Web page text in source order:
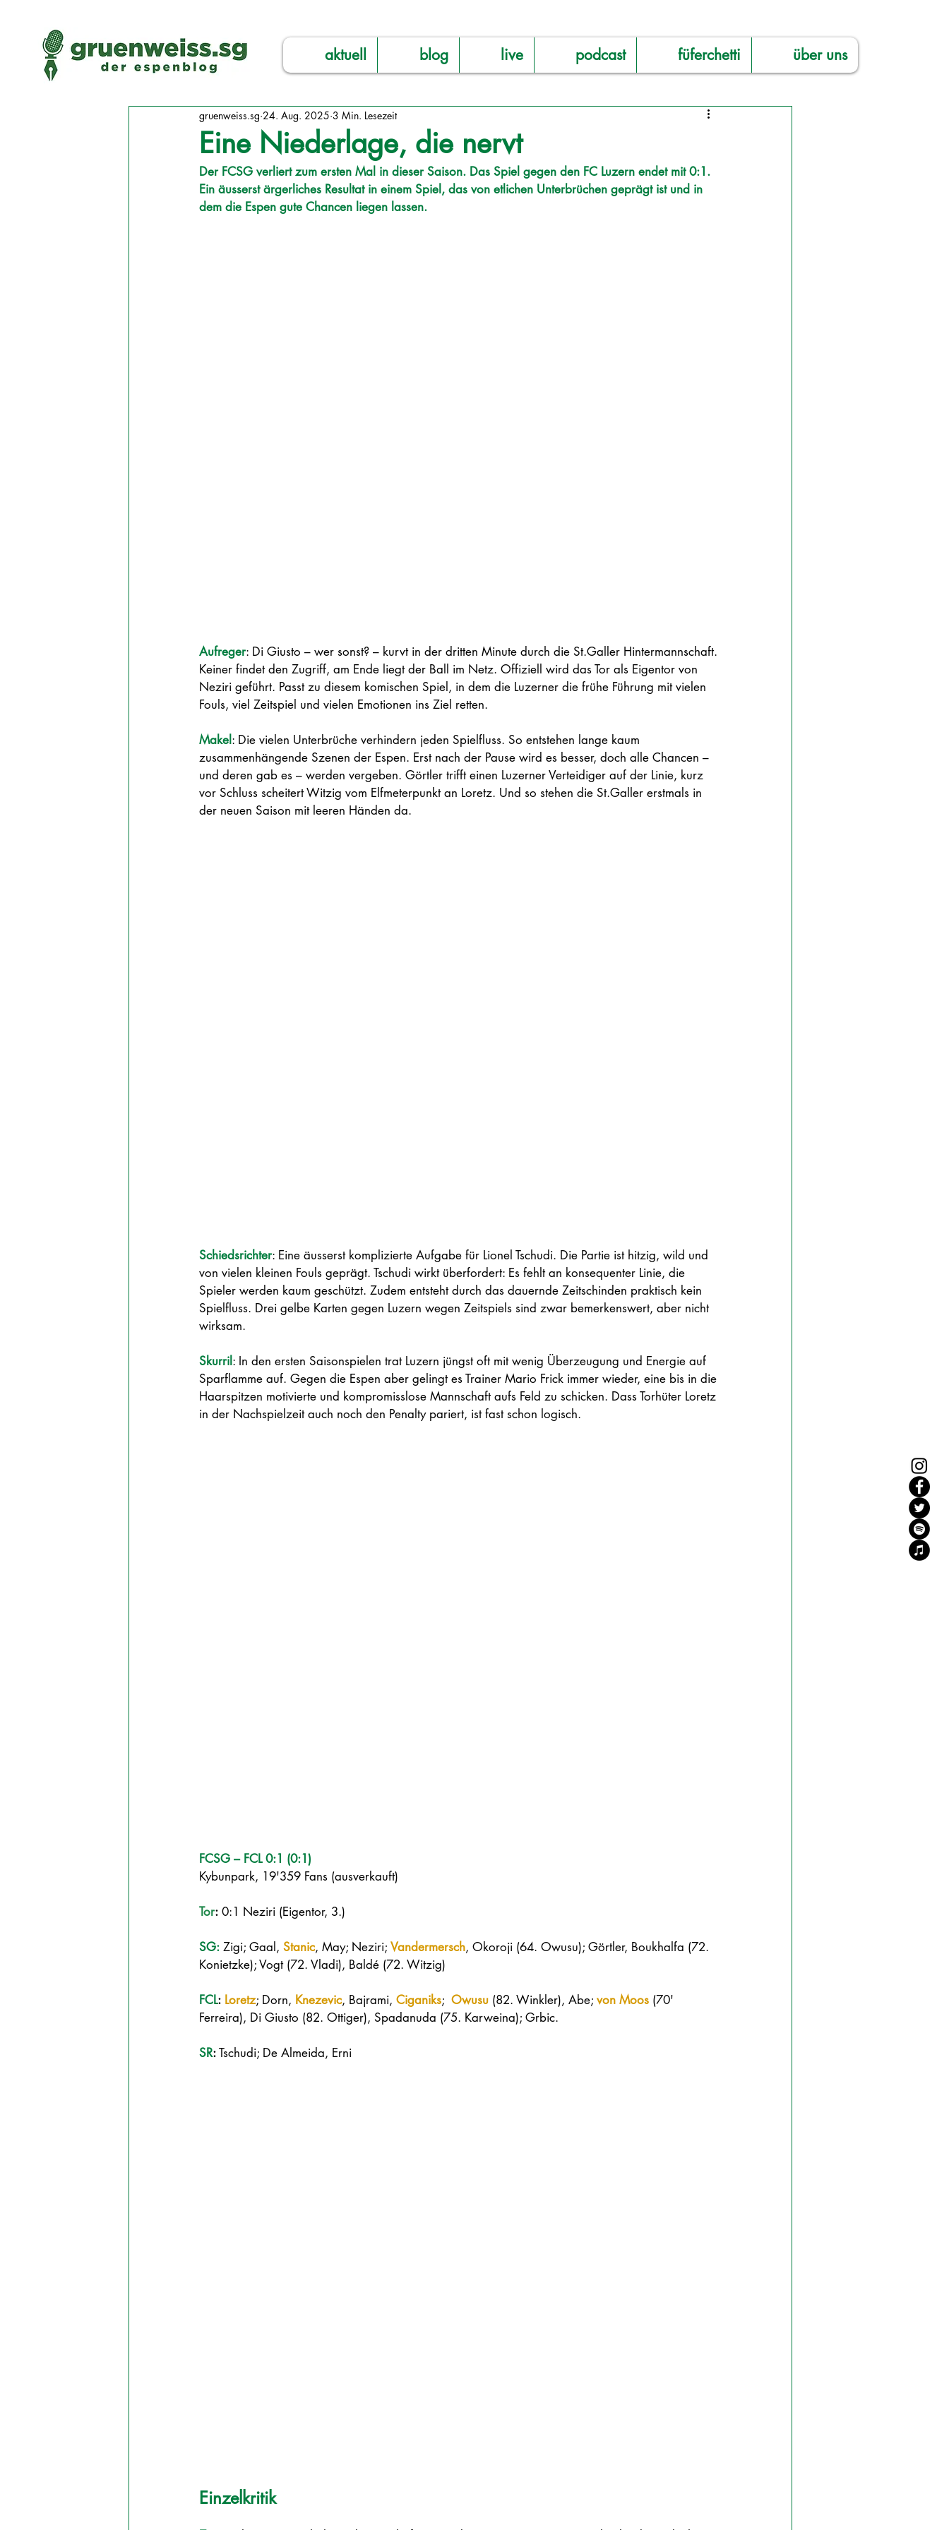
aktuell blog live podcast füferchetti über uns
Eine Niederlage, die nervt
gruenweiss.sg 24. Aug. 2025 3 Min. Lesezeit
Der FCSG verliert zum ersten Mal in dieser Saison. Das Spiel gegen den FC Luzern endet mit 0:1.
Ein äusserst ärgerliches Resultat in einem Spiel, das von etlichen Unterbrüchen geprägt ist und in
dem die Espen gute Chancen liegen lassen.
Aufreger: Di Giusto – wer sonst? – kurvt in der dritten Minute durch die St.Galler Hintermannschaft.
Keiner findet den Zugriff, am Ende liegt der Ball im Netz. Offiziell wird das Tor als Eigentor von
Neziri geführt. Passt zu diesem komischen Spiel, in dem die Luzerner die frühe Führung mit vielen
Fouls, viel Zeitspiel und vielen Emotionen ins Ziel retten.
Makel : Die vielen Unterbrüche verhindern jeden Spielfluss. So entstehen lange kaum
zusammenhängende Szenen der Espen. Erst nach der Pause wird es besser, doch alle Chancen –
und deren gab es – werden vergeben. Görtler trifft einen Luzerner Verteidiger auf der Linie, kurz
vor Schluss scheitert Witzig vom Elfmeterpunkt an Loretz. Und so stehen die St.Galler erstmals in
der neuen Saison mit leeren Händen da.
Schiedsrichter: Eine äusserst komplizierte Aufgabe für Lionel Tschudi. Die Partie ist hitzig, wild und
von vielen kleinen Fouls geprägt. Tschudi wirkt überfordert: Es fehlt an konsequenter Linie, die
Spieler werden kaum geschützt. Zudem entsteht durch das dauernde Zeitschinden praktisch kein
Spielfluss. Drei gelbe Karten gegen Luzern wegen Zeitspiels sind zwar bemerkenswert, aber nicht
wirksam.
Skurril : In den ersten Saisonspielen trat Luzern jüngst oft mit wenig Überzeugung und Energie auf
Sparflamme auf. Gegen die Espen aber gelingt es Trainer Mario Frick immer wieder, eine bis in die
Haarspitzen motivierte und kompromisslose Mannschaft aufs Feld zu schicken. Dass Torhüter Loretz
in der Nachspielzeit auch noch den Penalty pariert, ist fast schon logisch.
FCSG – FCL 0:1 (0:1)
Kybunpark, 19'359 Fans (ausverkauft)
Tor: 0:1 Neziri (Eigentor, 3.)
SG: Zigi; Gaal, Stanic, May; Neziri; Vandermersch, Okoroji (64. Owusu); Görtler, Boukhalfa (72.
Konietzke); Vogt (72. Vladi), Baldé (72. Witzig)
FCL: Loretz; Dorn, Knezevic, Bajrami, Ciganiks; Owusu (82. Winkler), Abe; von Moos (70'
Ferreira), Di Giusto (82. Ottiger), Spadanuda (75. Karweina); Grbic.
SR: Tschudi; De Almeida, Erni
Einzelkritik